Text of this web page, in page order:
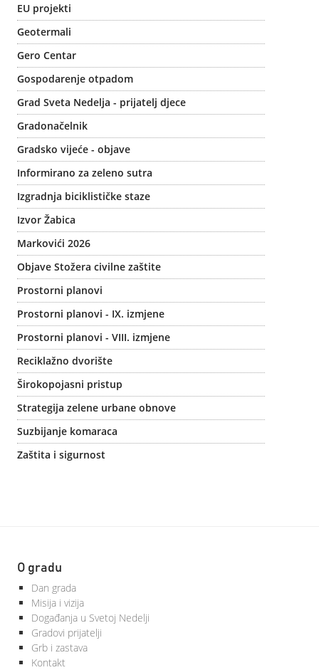
EU projekti
Geotermali
Gero Centar
Gospodarenje otpadom
Grad Sveta Nedelja - prijatelj djece
Gradonačelnik
Gradsko vijeće - objave
Informirano za zeleno sutra
Izgradnja biciklističke staze
Izvor Žabica
Markovići 2026
Objave Stožera civilne zaštite
Prostorni planovi
Prostorni planovi - IX. izmjene
Prostorni planovi - VIII. izmjene
Reciklažno dvorište
Širokopojasni pristup
Strategija zelene urbane obnove
Suzbijanje komaraca
Zaštita i sigurnost
O gradu
Dan grada
Misija i vizija
Događanja u Svetoj Nedelji
Gradovi prijatelji
Grb i zastava
Kontakt